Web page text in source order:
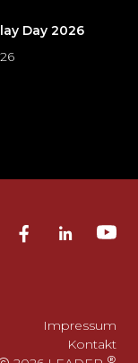
Day 2026
Impressum
Kontakt